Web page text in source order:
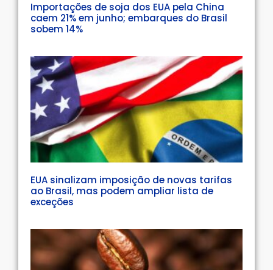
Importações de soja dos EUA pela China
caem 21% em junho; embarques do Brasil
sobem 14%
EUA sinalizam imposição de novas tarifas
ao Brasil, mas podem ampliar lista de
exceções